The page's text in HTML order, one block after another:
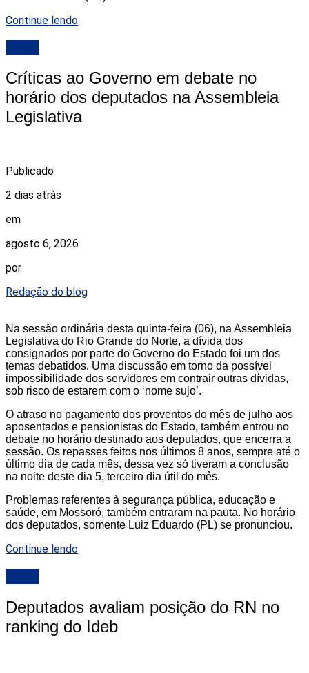
Continue lendo
Críticas ao Governo em debate no
horário dos deputados na Assembleia
Legislativa
Publicado
2 dias atrás
em
agosto 6, 2026
por
Redação do blog
Na sessão ordinária desta quinta-feira (06), na Assembleia
Legislativa do Rio Grande do Norte, a dívida dos
consignados por parte do Governo do Estado foi um dos
temas debatidos. Uma discussão em torno da possível
impossibilidade dos servidores em contrair outras dívidas,
sob risco de estarem com o ‘nome sujo’.
O atraso no pagamento dos proventos do mês de julho aos
aposentados e pensionistas do Estado, também entrou no
debate no horário destinado aos deputados, que encerra a
sessão. Os repasses feitos nos últimos 8 anos, sempre até o
último dia de cada mês, dessa vez só tiveram a conclusão
na noite deste dia 5, terceiro dia útil do mês.
Problemas referentes à segurança pública, educação e
saúde, em Mossoró, também entraram na pauta. No horário
dos deputados, somente Luiz Eduardo (PL) se pronunciou.
Continue lendo
Deputados avaliam posição do RN no
ranking do Ideb